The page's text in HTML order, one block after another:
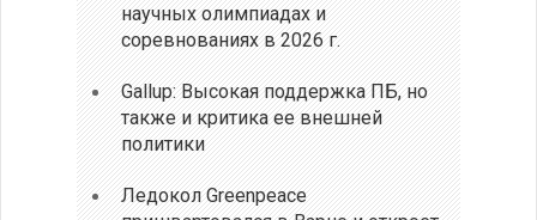
научных олимпиадах и
соревнованиях в 2026 г.
Gallup: Высокая поддержка ПБ, но
также и критика ее внешней
политики
Ледокол Greenpeace